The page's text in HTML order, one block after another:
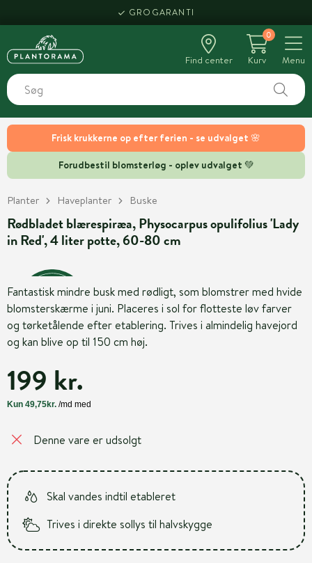
Frisk krukkerne op efter ferien - se udvalget 🌸
Forudbestil blomsterløg - oplev udvalget 💚
GROGARANTI
Find center
0
Kurv
Menu
Planter Haveplanter Buske
Rødbladet blærespiræa, Physocarpus opulifolius 'Lady
in Red', 4 liter potte, 60-80 cm
Fantastisk mindre busk med rødligt, som blomstrer med hvide
blomsterskærme i juni. Placeres i sol for flotteste løv farver
og tørketålende efter etablering. Trives i almindelig havejord
og kan blive op til 150 cm høj.
199 kr.
Denne vare er udsolgt
Skal vandes indtil etableret
Trives i direkte sollys til halvskygge